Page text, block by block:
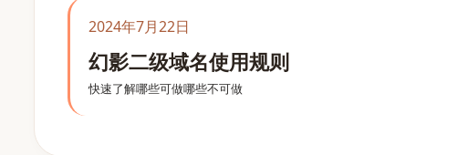
2024年7月22日
幻影二级域名使用规则
快速了解哪些可做哪些不可做